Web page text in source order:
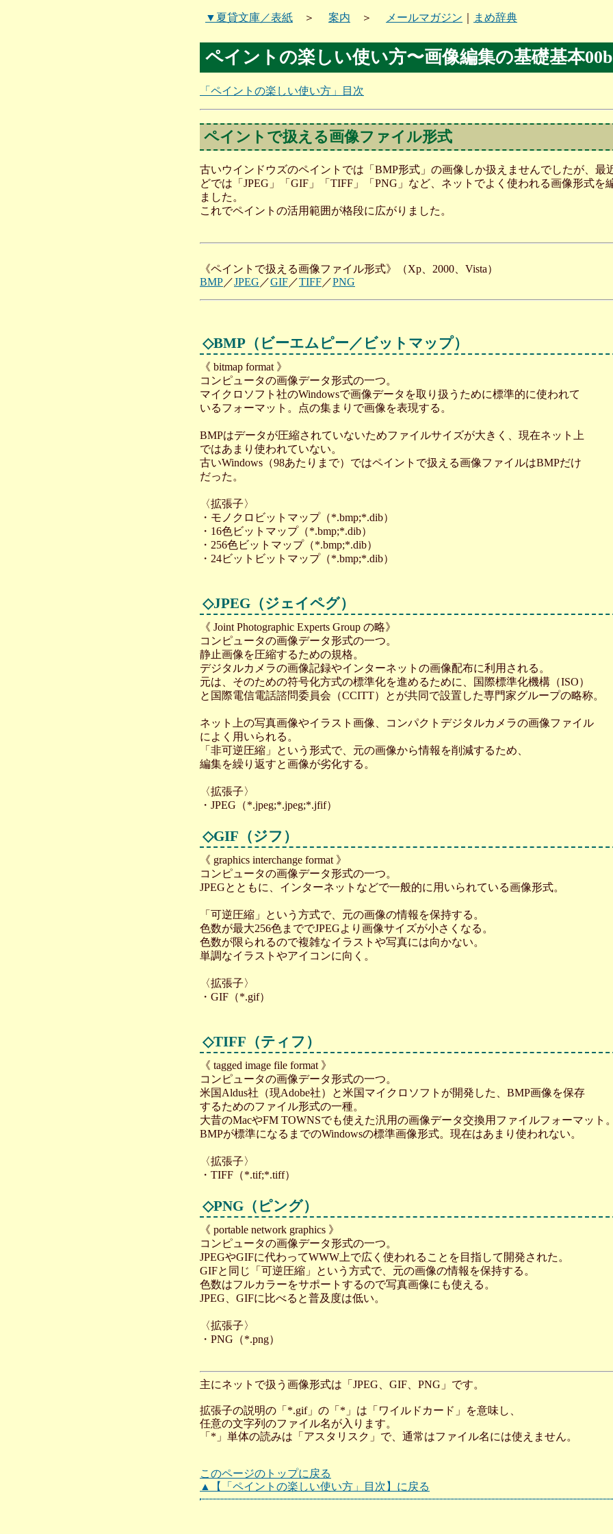
▼夏貸文庫／表紙 ＞ 案内 ＞ メールマガジン まめ辞典
ペイントの楽しい使い方〜画像編集の基礎基本00b
「ペイントの楽しい使い方」目次
ペイントで扱える画像ファイル形式
古いウインドウズのペイントでは「BMP形式」の画像しか扱えませんでしたが、最
どでは「JPEG」「GIF」「TIFF」「PNG」など、ネットでよく使われる画像形式を
ました。
これでペイントの活用範囲が格段に広がりました。
《ペイントで扱える画像ファイル形式》（Xp、2000、Vista）
BMP／JPEG ／GIF／TIFF／PNG
◇BMP（ビーエムピー／ビットマップ）
《 bitmap format 》
コンピュータの画像データ形式の一つ。
マイクロソフト社のWindowsで画像データを取り扱うために標準的に使われて
いるフォーマット。点の集まりで画像を表現する。
BMPはデータが圧縮されていないためファイルサイズが大きく、現在ネット上
ではあまり使われていない。
古いWindows（98あたりまで）ではペイントで扱える画像ファイルはBMPだけ
だった。
〈拡張子〉
・モノクロビットマップ（*.bmp;*.dib）
・16色ビットマップ（*.bmp;*.dib）
・256色ビットマップ（*.bmp;*.dib）
・24ビットビットマップ（*.bmp;*.dib）
◇JPEG（ジェイペグ）
《 Joint Photographic Experts Group の略》
コンピュータの画像データ形式の一つ。
静止画像を圧縮するための規格。
デジタルカメラの画像記録やインターネットの画像配布に利用される。
元は、そのための符号化方式の標準化を進めるために、国際標準化機構（ISO）
と国際電信電話諮問委員会（CCITT）とが共同で設置した専門家グループの略称。
ネット上の写真画像やイラスト画像、コンパクトデジタルカメラの画像ファイル
によく用いられる。
「非可逆圧縮」という形式で、元の画像から情報を削減するため、
編集を繰り返すと画像が劣化する。
〈拡張子〉
・JPEG（*.jpeg;*.jpeg;*.jfif）
◇GIF（ジフ）
《 graphics interchange format 》
コンピュータの画像データ形式の一つ。
JPEGとともに、インターネットなどで一般的に用いられている画像形式。
「可逆圧縮」という方式で、元の画像の情報を保持する。
色数が最大256色まででJPEGより画像サイズが小さくなる。
色数が限られるので複雑なイラストや写真には向かない。
単調なイラストやアイコンに向く。
〈拡張子〉
・GIF（*.gif）
◇TIFF（ティフ）
《 tagged image file format 》
コンピュータの画像データ形式の一つ。
米国Aldus社（現Adobe社）と米国マイクロソフトが開発した、BMP画像を保存
するためのファイル形式の一種。
大昔のMacやFM TOWNSでも使えた汎用の画像データ交換用ファイルフォーマット
BMPが標準になるまでのWindowsの標準画像形式。現在はあまり使われない。
〈拡張子〉
・TIFF（*.tif;*.tiff）
◇PNG（ピング）
《 portable network graphics 》
コンピュータの画像データ形式の一つ。
JPEGやGIFに代わってWWW上で広く使われることを目指して開発された。
GIFと同じ「可逆圧縮」という方式で、元の画像の情報を保持する。
色数はフルカラーをサポートするので写真画像にも使える。
JPEG、GIFに比べると普及度は低い。
〈拡張子〉
・PNG（*.png）
主にネットで扱う画像形式は「JPEG、GIF、PNG」です。
拡張子の説明の「*.gif」の「*」は「ワイルドカード」を意味し、
任意の文字列のファイル名が入ります。
「*」単体の読みは「アスタリスク」で、通常はファイル名には使えません。
このページのトップに戻る
▲【「ペイントの楽しい使い方」目次】に戻る